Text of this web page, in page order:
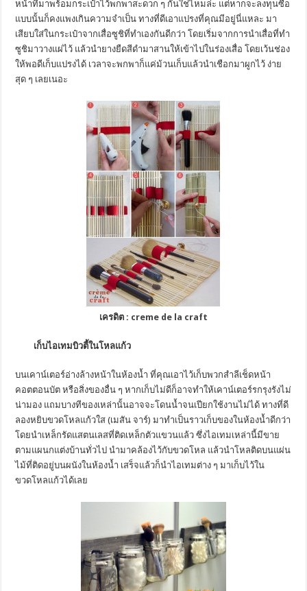
หน้าที่มาพร้อมกระเป๋าไว้พกพาสะดวก ๆ กันใช่ไหมล่ะ แต่หากจะลงทุนซื้อ
แบบนั้นก็คงแพงเกินความจำเป็น ทางที่ดีเอาแปรงที่คุณมีอยู่นี่แหละ มา
เสียบใส่ในกระเป๋าจากเสื่อซูชิที่ทำเองกันดีกว่า โดยเริ่มจากการนำเสื่อที่ทำ
ซูชิมาวางแผ่ไว้ แล้วนำยางยืดสีดำมาสานให้เข้าไปในร่องเสื่อ โดยเว้นช่อง
ให้พอดีเก็บแปรงได้ เวลาจะพกพาก็แค่ม้วนเก็บแล้วนำเชือกมาผูกไว้ ง่าย
สุด ๆ เลยเนอะ
เครดิต : creme de la craft
เก็บไอเทมบิวตี้ในโหลแก้ว
บนเคาน์เตอร์อ่างล้างหน้าในห้องน้ำ ที่คุณเอาไว้เก็บพวกสำลีเช็ดหน้า
คอตตอนบัต หรือสิ่งของอื่น ๆ หากเก็บไม่ดีก็อาจทำให้เคาน์เตอร์รกรุงรังไม่
น่ามอง แถมบางทีของเหล่านั้นอาจจะโดนน้ำจนเปียกใช้งานไม่ได้ ทางที่ดี
ลองหยิบขวดโหลแก้วใส (เมสัน จาร์) มาทำเป็นราวเก็บของในห้องน้ำดีกว่า
โดยนำเหล็กรัดแสตนเลสที่ติดเหล็กตัวแขวนแล้ว ซึ่งไอเทมเหล่านี้มีขาย
ตามแผนกแต่งบ้านทั่วไป นำมาคล้องไว้กับขวดโหล แล้วนำโหลติดบนแผ่น
ไม้ที่ติดอยู่บนผนังในห้องน้ำ เสร็จแล้วก็นำไอเทมต่าง ๆ มาเก็บไว้ใน
ขวดโหลแก้วได้เลย